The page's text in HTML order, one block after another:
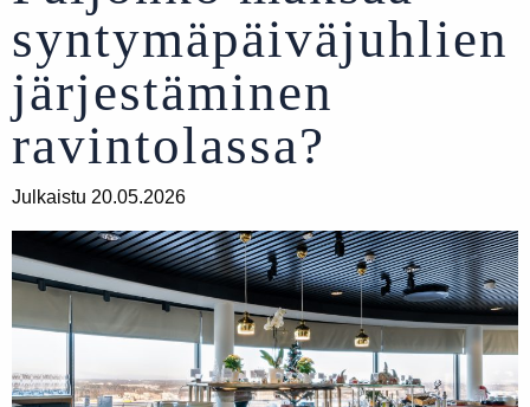
syntymäpäiväjuhlien
järjestäminen
ravintolassa?
Julkaistu 20.05.2026